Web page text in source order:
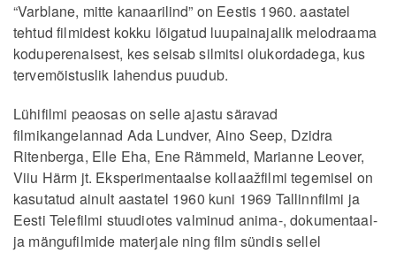
“Varblane, mitte kanaarilind” on Eestis 1960. aastatel
tehtud filmidest kokku lõigatud luupainajalik melodraama
koduperenaisest, kes seisab silmitsi olukordadega, kus
tervemõistuslik lahendus puudub.
Lühifilmi peaosas on selle ajastu säravad
filmikangelannad Ada Lundver, Aino Seep, Dzidra
Ritenberga, Elle Eha, Ene Rämmeld, Marianne Leover,
Viiu Härm jt. Eksperimentaalse kollaažfilmi tegemisel on
kasutatud ainult aastatel 1960 kuni 1969 Tallinnfilmi ja
Eesti Telefilmi stuudiotes valminud anima-, dokumentaal-
ja mängufilmide materjale ning film sündis sellel